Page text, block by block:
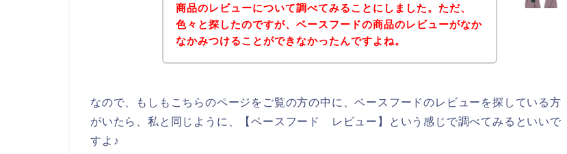
商品のレビューについて調べてみることにしました。ただ、
色々と探したのですが、ベースフードの商品のレビューがなか
なかみつけることができなかったんですよね。
なので、もしもこちらのページをご覧の方の中に、ベースフードのレビューを探している方
がいたら、私と同じように、【ベースフード レビュー】という感じで調べてみるといいで
すよ♪